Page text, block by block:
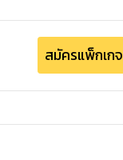
สมัครแพ็กเกจ